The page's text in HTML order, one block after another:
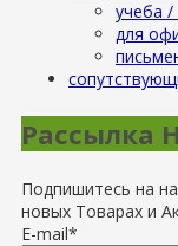
учеба /
для
Рассылка
Подпишитесь на
новых Товарах и
E-mail*